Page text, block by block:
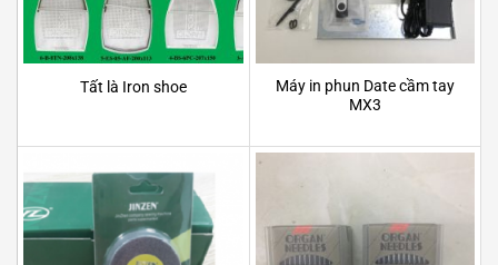
Tất là Iron shoe
Máy in phun Date cầm tay
MX3